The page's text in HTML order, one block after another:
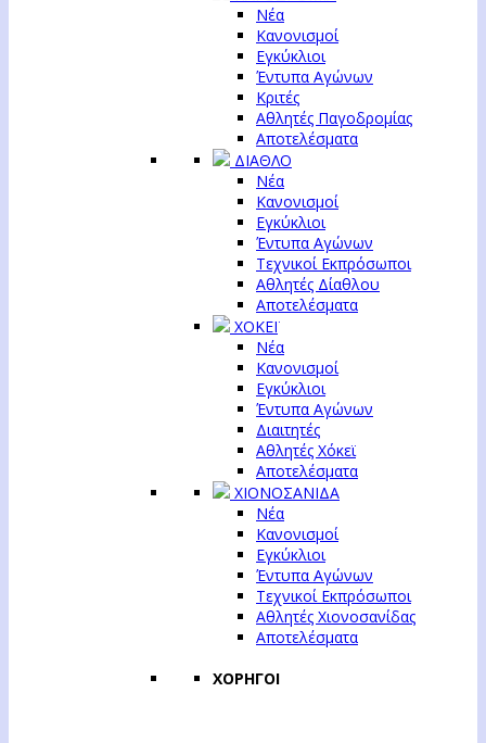
Νέα
Κανονισμοί
Εγκύκλιοι
Έντυπα Αγώνων
Κριτές
Αθλητές Παγοδρομίας
Αποτελέσματα
ΔΙΑΘΛΟ
Νέα
Κανονισμοί
Εγκύκλιοι
Έντυπα Αγώνων
Τεχνικοί Εκπρόσωποι
Αθλητές Δίαθλου
Αποτελέσματα
ΧΟΚΕΪ
Νέα
Κανονισμοί
Εγκύκλιοι
Έντυπα Αγώνων
Διαιτητές
Αθλητές Χόκεϊ
Αποτελέσματα
ΧΙΟΝΟΣΑΝΙΔΑ
Νέα
Κανονισμοί
Εγκύκλιοι
Έντυπα Αγώνων
Τεχνικοί Εκπρόσωποι
Αθλητές Χιονοσανίδας
Αποτελέσματα
ΧΟΡΗΓΟΙ